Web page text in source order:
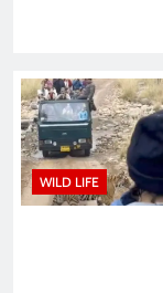
WILD LIFE